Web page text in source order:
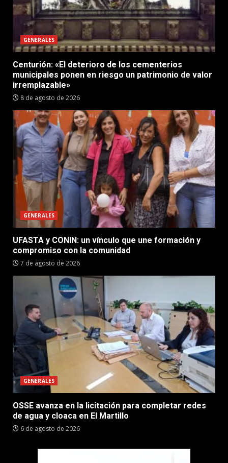
GENERALES
Centurión: «El deterioro de los cementerios
municipales ponen en riesgo un patrimonio de valor
irremplazable»
8 de agosto de 2026
GENERALES
UFASTA y CONIN: un vínculo que une formación y
compromiso con la comunidad
7 de agosto de 2026
GENERALES
OSSE avanza en la licitación para completar redes
de agua y cloaca en El Martillo
6 de agosto de 2026